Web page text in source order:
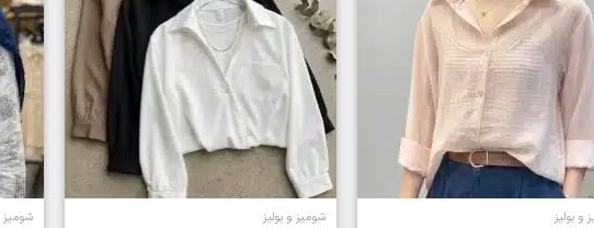
و بولیز شومیز و بولیز شومیز